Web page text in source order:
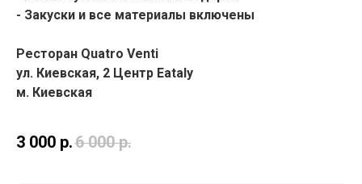
- Закуски и все материалы включены
Ресторан Quatro Venti
ул. Киевская, 2 Центр Eataly
м. Киевская
3 000 р.6 000 р.